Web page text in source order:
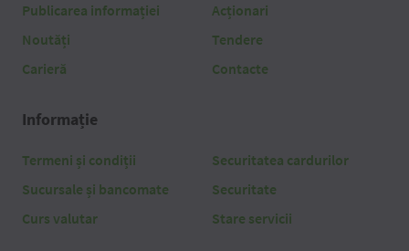
Publicarea informației
Noutăți
Carieră
Acționari
Tendere
Contacte
Informație
Termeni și condiții
Sucursale și bancomate
Curs valutar
Securitatea cardurilor
Securitate
Stare servicii